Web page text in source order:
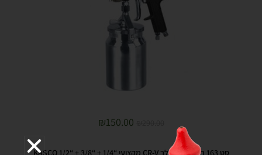
₪150.00
סט 163 בוקסות משולב CR-V מקצועי “1/4 + “3/8 + “1/2 KASCO